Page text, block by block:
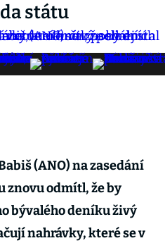
státu
(ANO) na zasedání
znovu odmítl, že by
bývalého deníku živý
nahrávky, které se v